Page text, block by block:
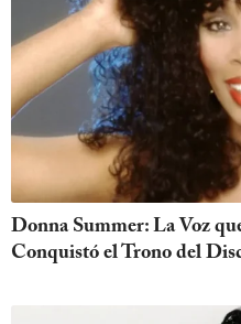
Donna Summer: La Voz
Conquistó el Trono del